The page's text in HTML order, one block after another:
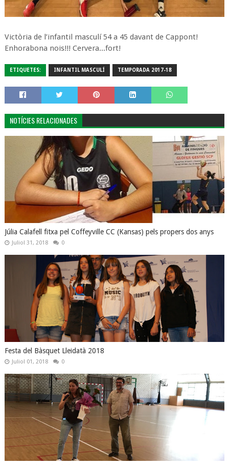
Victòria de l’infantil masculí 54 a 45 davant de Cappont!
Enhorabona nois!!! Cervera...fort!
ETIQUETES: INFANTIL MASCULÍ TEMPORADA 2017-18
NOTÍCIES RELACIONADES
Júlia Calafell fitxa pel Coffeyville CC (Kansas) pels propers dos anys
Juliol 31, 2018 0
Festa del Bàsquet Lleidatà 2018
Juliol 01, 2018 0